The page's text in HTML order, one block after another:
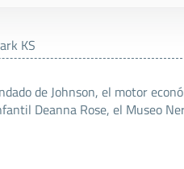
KS
de Johnson, el motor
Deanna Rose, el Museo